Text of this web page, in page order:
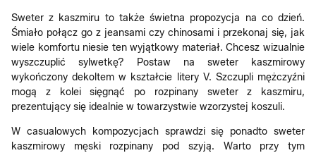
Sweter z kaszmiru to także świetna propozycja na co dzień.
Śmiało połącz go z jeansami czy chinosami i przekonaj się, jak
wiele komfortu niesie ten wyjątkowy materiał. Chcesz wizualnie
wyszczuplić sylwetkę? Postaw na sweter kaszmirowy
wykończony dekoltem w kształcie litery V. Szczupli mężczyźni
mogą z kolei sięgnąć po rozpinany sweter z kaszmiru,
prezentujący się idealnie w towarzystwie wzorzystej koszuli.
W casualowych kompozycjach sprawdzi się ponadto sweter
kaszmirowy męski rozpinany pod szyją. Warto przy tym